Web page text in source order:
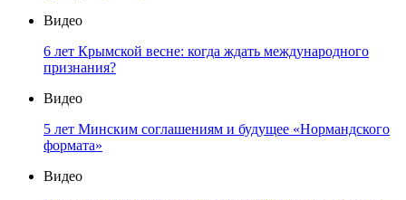
Видео
6 лет Крымской весне: когда ждать международного
признания?
Видео
5 лет Минским соглашениям и будущее «Нормандского
формата»
Видео